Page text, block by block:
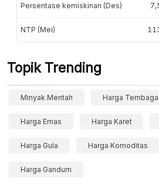
Persentase kemiskinan (Des)
NTP (Mei)
Topik Trending
Minyak Mentah Harga Tembaga
Harga Emas Harga Karet
Harga Gula Harga Komoditas
Harga Gandum